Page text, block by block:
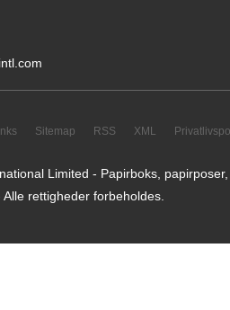
Sitemap RSS XML
Limited - Papirboks, papirposer,
rettigheder forbeholdes.